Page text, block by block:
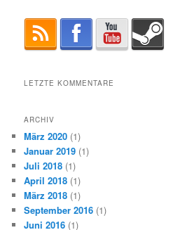
LETZTE KOMMENTARE
ARCHIV
März 2020 (1)
Januar 2019 (1)
Juli 2018 (1)
April 2018 (1)
März 2018 (1)
September 2016 (1)
Juni 2016 (1)